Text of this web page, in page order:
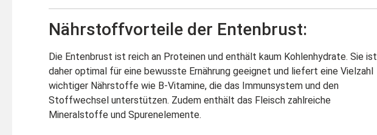
Nährstoffvorteile der Entenbrust:
Die Entenbrust ist reich an Proteinen und enthält kaum Kohlenhydrate. Sie ist
daher optimal für eine bewusste Ernährung geeignet und liefert eine Vielzahl
wichtiger Nährstoffe wie B-Vitamine, die das Immunsystem und den
Stoffwechsel unterstützen. Zudem enthält das Fleisch zahlreiche
Mineralstoffe und Spurenelemente.